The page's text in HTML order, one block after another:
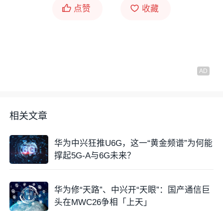
点赞 收藏
相关文章
华为中兴狂推U6G，这一“黄金频谱”为何能
撑起5G-A与6G未来？
华为修“天路”、中兴开“天眼”：国产通信巨
头在MWC26争相「上天」